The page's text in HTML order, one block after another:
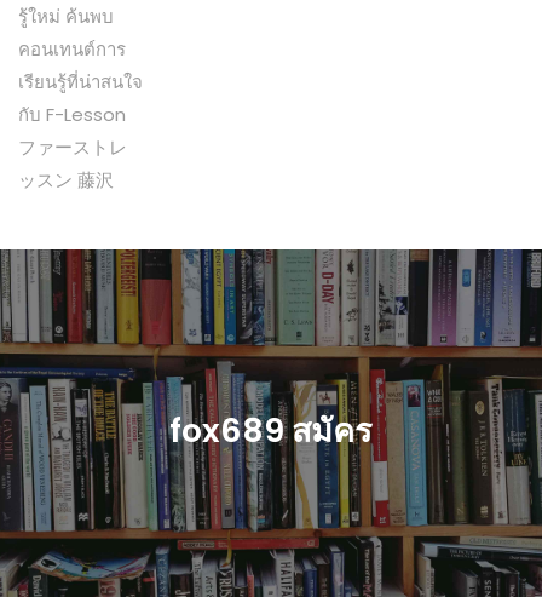
รู้ใหม่ ค้นพบ
คอนเทนต์การ
เรียนรู้ที่น่าสนใจ
กับ F-Lesson
ファーストレ
ッスン 藤沢
fox689 สมัคร